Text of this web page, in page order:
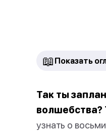
📖 Показать
Так ты
узнать о